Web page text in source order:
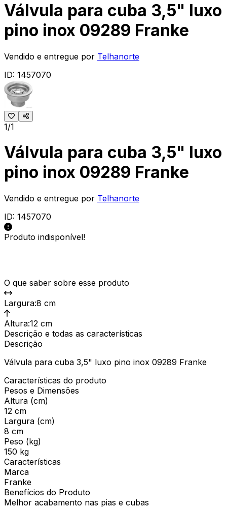
Válvula para cuba 3,5" luxo
pino inox 09289 Franke
Vendido e entregue por Telhanorte
ID: 1457070
1/1
Válvula para cuba 3,5" luxo
pino inox 09289 Franke
Vendido e entregue por Telhanorte
ID: 1457070
Produto indisponível!
O que saber sobre esse produto
Largura:8 cm
Altura:12 cm
Descrição e todas as características
Descrição
Válvula para cuba 3,5" luxo pino inox 09289 Franke
Características do produto
Pesos e Dimensões
Altura (cm)
12 cm
Largura (cm)
8 cm
Peso (kg)
150 kg
Características
Marca
Franke
Benefícios do Produto
Melhor acabamento nas pias e cubas